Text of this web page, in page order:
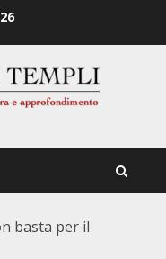
basta per il